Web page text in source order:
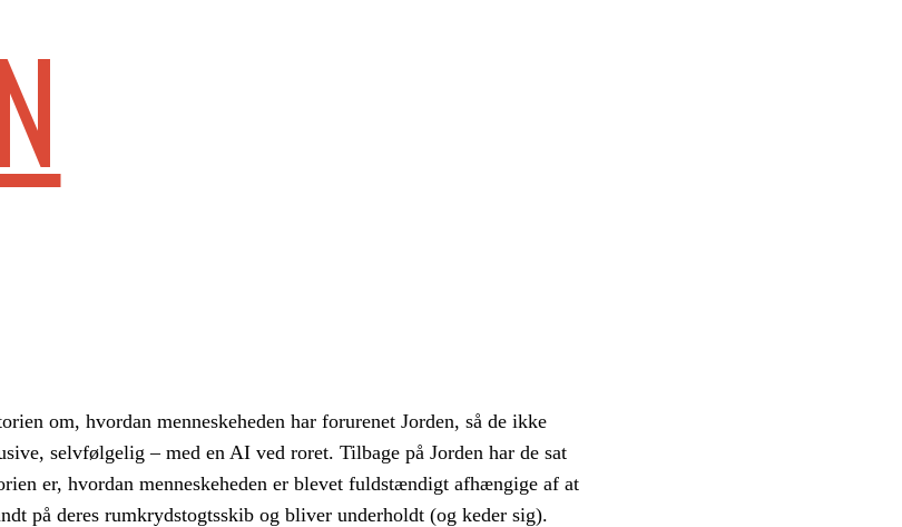
om, hvordan menneskeheden har forurenet Jorden, så de ikke
selvfølgelig – med en AI ved roret. Tilbage på Jorden har de sat
er, hvordan menneskeheden er blevet fuldstændigt afhængige af at
på deres rumkrydstogtsskib og bliver underholdt (og keder sig).